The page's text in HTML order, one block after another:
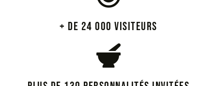
+ de 24 000 visiteurs